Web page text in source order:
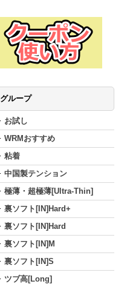
グループ
お試し
WRMおすすめ
粘着
中国製テンション
極薄・超極薄[Ultra-Thin]
裏ソフト[IN]Hard+
裏ソフト[IN]Hard
裏ソフト[IN]M
裏ソフト[IN]S
ツブ高[Long]